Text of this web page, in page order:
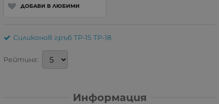
ДОБАВИ В ЛЮБИМИ
Силиконов гръб TP-15 TP-18
Рейтинг:
Информация